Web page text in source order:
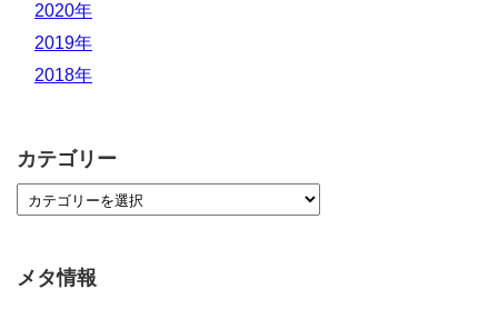
2020年
2019年
2018年
カテゴリー
メタ情報